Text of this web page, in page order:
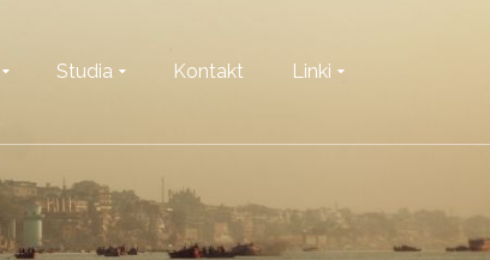
Studia Kontakt Linki